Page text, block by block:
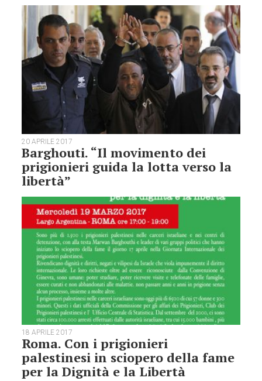
20 APRILE 2017
Barghouti. “Il movimento dei
prigionieri guida la lotta verso la
libertà”
18 APRILE 2017
Roma. Con i prigionieri
palestinesi in sciopero della fame
per la Dignità e la Libertà